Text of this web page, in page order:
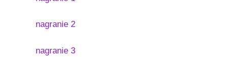
nagranie 2
nagranie 3